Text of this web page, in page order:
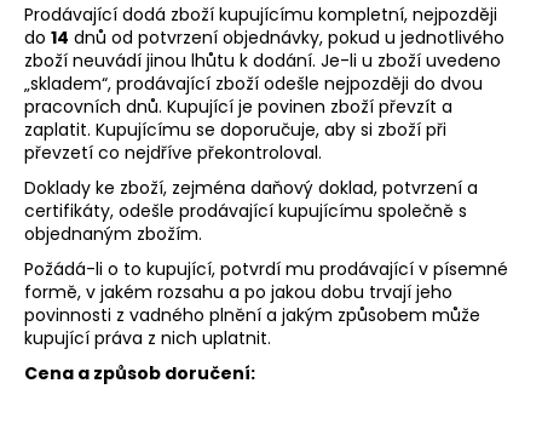
Prodávající dodá zboží kupujícímu kompletní, nejpozději
do 14 dnů od potvrzení objednávky, pokud u jednotlivého
zboží neuvádí jinou lhůtu k dodání. Je-li u zboží uvedeno
„skladem“, prodávající zboží odešle nejpozději do dvou
pracovních dnů. Kupující je povinen zboží převzít a
zaplatit. Kupujícímu se doporučuje, aby si zboží při
převzetí co nejdříve překontroloval.
Doklady ke zboží, zejména daňový doklad, potvrzení a
certifikáty, odešle prodávající kupujícímu společně s
objednaným zbožím.
Požádá-li o to kupující, potvrdí mu prodávající v písemné
formě, v jakém rozsahu a po jakou dobu trvají jeho
povinnosti z vadného plnění a jakým způsobem může
kupující práva z nich uplatnit.
Cena a způsob doručení: